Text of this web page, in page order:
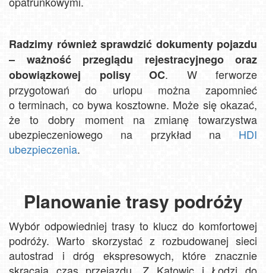
Radzimy również sprawdzić dokumenty pojazdu
– ważność przeglądu rejestracyjnego oraz
obowiązkowej polisy OC. W ferworze
przygotowań do urlopu można zapomnieć
o terminach, co bywa kosztowne. Może się okazać,
że to dobry moment na zmianę towarzystwa
ubezpieczeniowego na przykład na HDI
ubezpieczenia.
Planowanie trasy podróży
Wybór odpowiedniej trasy to klucz do komfortowej
podróży. Warto skorzystać z rozbudowanej sieci
autostrad i dróg ekspresowych, które znacznie
skracają czas przejazdu. Z Katowic i Łodzi do